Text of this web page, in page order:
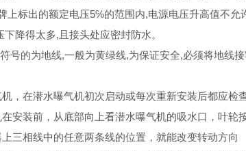
上标出的额定电压5℅的范围内,电源电压升高值不
降得太多,且接头处应密封防水。
号的为地线,一般为黄绿线,为保证安全,必须将地线
，在潜水曝气机初次启动或每次重新安装后都应检
安装前，从底部向上看潜水曝气机的吸水口，叶
三相线中的任意两条线的位置，就能改变转动方向